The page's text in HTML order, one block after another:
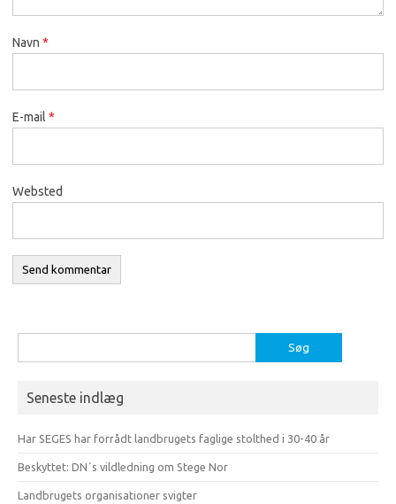
Navn *
E-mail *
Websted
efter:
Seneste indlæg
Har SEGES har forrådt landbrugets faglige stolthed i 30-40 år
Beskyttet: DN´s vildledning om Stege Nor
Landbrugets organisationer svigter